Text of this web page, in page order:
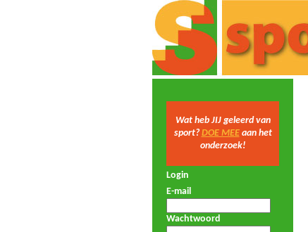
Wat heb JIJ geleerd van
sport?DOE MEEaan het
onderzoek!
Login
E-mail
Wachtwoord